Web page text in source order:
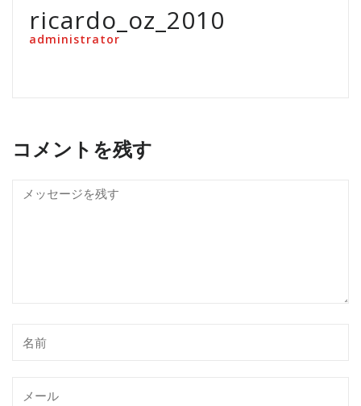
ricardo_oz_2010
administrator
コメントを残す